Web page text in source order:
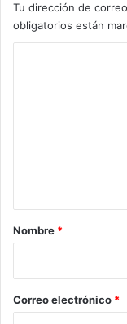
M
I
L
I
T
O
N
B
a
P
r
n
’
Tu dirección de
obligatorios están
r
*
Nombre *
Correo electrónico *